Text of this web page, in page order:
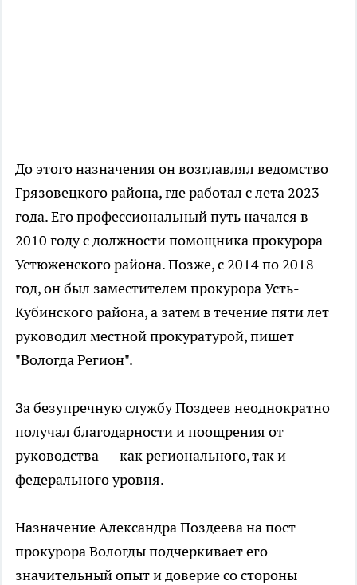
До этого назначения он возглавлял ведомство
Грязовецкого района, где работал с лета 2023
года. Его профессиональный путь начался в
2010 году с должности помощника прокурора
Устюженского района. Позже, с 2014 по 2018
год, он был заместителем прокурора Усть-
Кубинского района, а затем в течение пяти лет
руководил местной прокуратурой, пишет
"Вологда Регион".
За безупречную службу Поздеев неоднократно
получал благодарности и поощрения от
руководства — как регионального, так и
федерального уровня.
Назначение Александра Поздеева на пост
прокурора Вологды подчеркивает его
значительный опыт и доверие со стороны